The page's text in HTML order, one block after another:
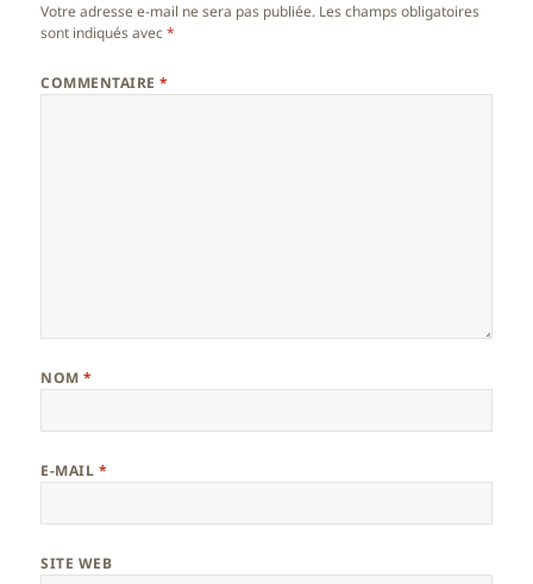
Votre adresse e-mail ne sera pas publiée. Les champs obligatoires
sont indiqués avec*
COMMENTAIRE*
NOM*
E-MAIL *
SITE WEB